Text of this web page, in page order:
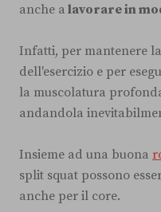
anche a lavorare in
Infatti, per mantenere
dell'esercizio e per
la muscolatura
andandola
Insieme ad una buona
split squat possono
anche per il core.